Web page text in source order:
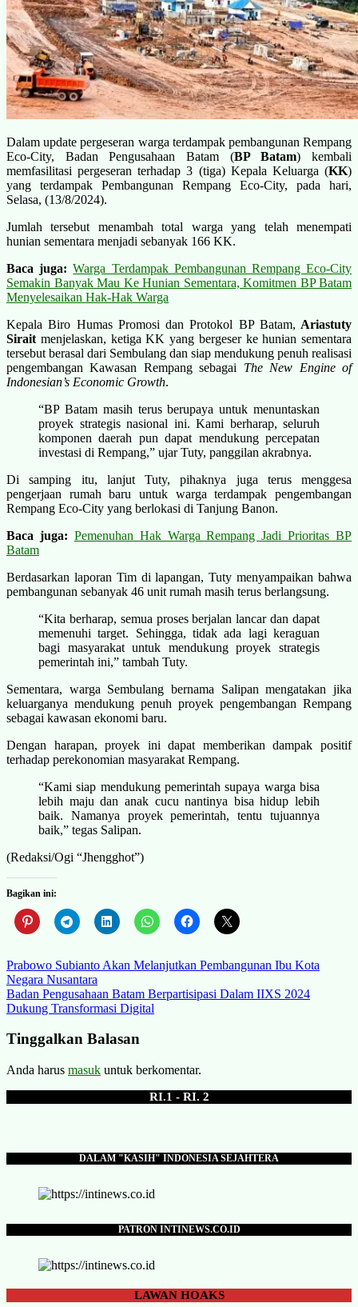
Dalam update pergeseran warga terdampak pembangunan Rempang
Eco-City, Badan Pengusahaan Batam (BP Batam) kembali
memfasilitasi pergeseran terhadap 3 (tiga) Kepala Keluarga (KK)
yang terdampak Pembangunan Rempang Eco-City, pada hari,
Selasa, (13/8/2024).
Jumlah tersebut menambah total warga yang telah menempati
hunian sementara menjadi sebanyak 166 KK.
Baca juga: Warga Terdampak Pembangunan Rempang Eco-City
Semakin Banyak Mau Ke Hunian Sementara, Komitmen BP Batam
Menyelesaikan Hak-Hak Warga
Kepala Biro Humas Promosi dan Protokol BP Batam, Ariastuty
Sirait menjelaskan, ketiga KK yang bergeser ke hunian sementara
tersebut berasal dari Sembulang dan siap mendukung penuh realisasi
pengembangan Kawasan Rempang sebagai The New Engine of
Indonesian’s Economic Growth.
“BP Batam masih terus berupaya untuk menuntaskan
proyek strategis nasional ini. Kami berharap, seluruh
komponen daerah pun dapat mendukung percepatan
investasi di Rempang,” ujar Tuty, panggilan akrabnya.
Di samping itu, lanjut Tuty, pihaknya juga terus menggesa
pengerjaan rumah baru untuk warga terdampak pengembangan
Rempang Eco-City yang berlokasi di Tanjung Banon.
Baca juga: Pemenuhan Hak Warga Rempang Jadi Prioritas BP
Batam
Berdasarkan laporan Tim di lapangan, Tuty menyampaikan bahwa
pembangunan sebanyak 46 unit rumah masih terus berlangsung.
“Kita berharap, semua proses berjalan lancar dan dapat
memenuhi target. Sehingga, tidak ada lagi keraguan
bagi masyarakat untuk mendukung proyek strategis
pemerintah ini,” tambah Tuty.
Sementara, warga Sembulang bernama Salipan mengatakan jika
keluarganya mendukung penuh proyek pengembangan Rempang
sebagai kawasan ekonomi baru.
Dengan harapan, proyek ini dapat memberikan dampak positif
terhadap perekonomian masyarakat Rempang.
“Kami siap mendukung pemerintah supaya warga bisa
lebih maju dan anak cucu nantinya bisa hidup lebih
baik. Namanya proyek pemerintah, tentu tujuannya
baik,” tegas Salipan.
(Redaksi/Ogi “Jhengghot”)
Bagikan ini:
Navigasi
pos
Prabowo Subianto Akan Melanjutkan Pembangunan Ibu Kota
Negara Nusantara
Badan Pengusahaan Batam Berpartisipasi Dalam IIXS 2024
Dukung Transformasi Digital
Tinggalkan Balasan
Anda harus masuk untuk berkomentar.
RI.1 - RI. 2
DALAM "KASIH" INDONESIA SEJAHTERA
PATRON INTINEWS.CO.ID
LAWANHOAKS